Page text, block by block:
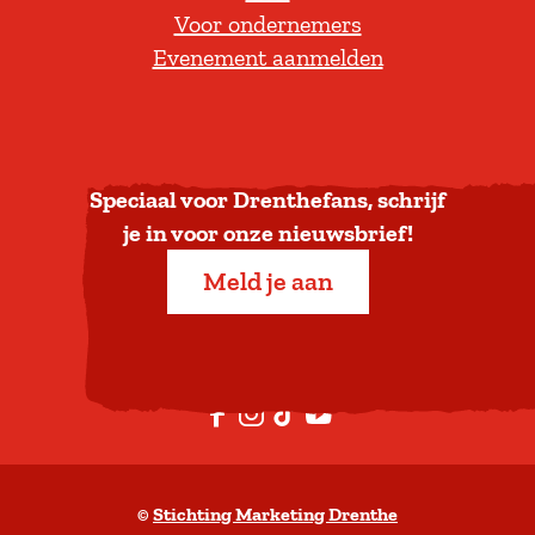
e
r
a
a
b
n
Voor ondernemers
Evenement aanmelden
Speciaal voor Drenthefans, schrijf
je in voor onze nieuwsbrief!
Meld je aan
F
a
I
n
T
i
Y
o
© Stichting Marketing Drenthe